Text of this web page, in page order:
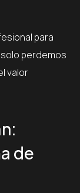
para
perdemos
valor
de